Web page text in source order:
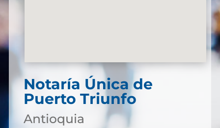
Notaría Única de
Puerto Triunfo
Antioquia